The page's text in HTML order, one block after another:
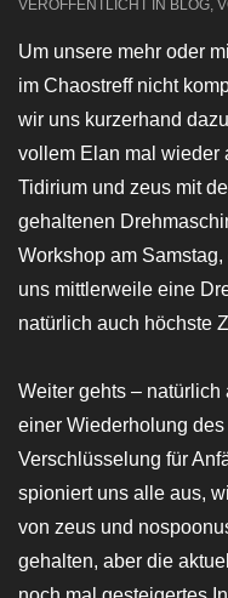
VERÖFFENTLICHT IN BLOG,
Um unsere mehr oder
im Chaostreff nicht
wir uns kurzerhand
vollem Elan mal wieder
Tidirium und zeus mit
gehaltenen
Workshop am
uns mittlerweile eine
natürlich auch höchste
Weiter gehts –
einer Wiederholung
Verschlüsselung für
spioniert uns alle aus,
von zeus und
gehalten, aber die